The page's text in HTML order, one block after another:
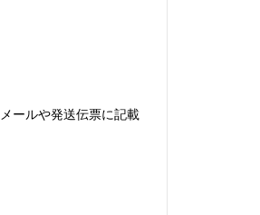
ールや発送伝票に記載